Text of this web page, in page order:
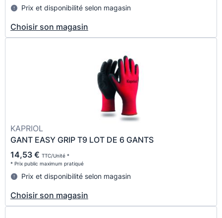
Prix et disponibilité selon magasin
Choisir son magasin
KAPRIOL
GANT EASY GRIP T9 LOT DE 6 GANTS
14,53 € TTC/Unité *
* Prix public maximum pratiqué
Prix et disponibilité selon magasin
Choisir son magasin